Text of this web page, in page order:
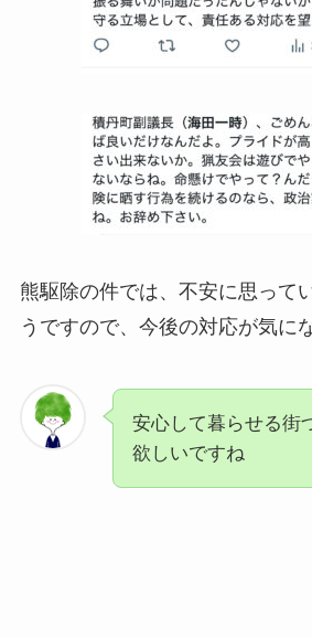
熊駆除の件では、不安に思って
うですので、今後の対応が気に
安心して暮らせる街
欲しいですね